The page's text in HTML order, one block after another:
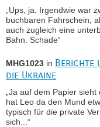
„Ups, ja. Irgendwie war
buchbaren Fahrschein,
auch zugleich eine
Bahn. Schade“
MHG1023 in Berichte
die Ukraine
„Ja auf dem Papier
hat Leo da den Mund
typisch für die private
sich...“